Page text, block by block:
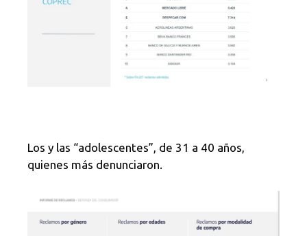
Los y las “adolescentes”, de 31 a 40 años,
quienes más denunciaron.